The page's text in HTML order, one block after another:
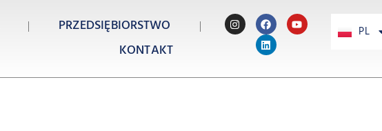
PRZEDSIĘBIORSTWO
KONTAKT
PL
PT